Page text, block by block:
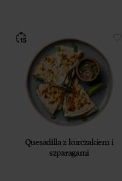
Quesadilla z kurczakiem i
szparagami